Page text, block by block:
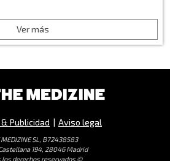
Ver más
Publicidad | Aviso legal
MEDIZINE SL, B72438583
194, 28046 Madrid
los derechos reservados ©